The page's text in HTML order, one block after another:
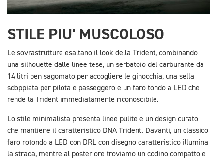
STILE PIU' MUSCOLOSO
Le sovrastrutture esaltano il look della Trident, combinando
una silhouette dalle linee tese, un serbatoio del carburante da
14 litri ben sagomato per accogliere le ginocchia, una sella
sdoppiata per pilota e passeggero e un faro tondo a LED che
rende la Trident immediatamente riconoscibile.
Lo stile minimalista presenta linee pulite e un design curato
che mantiene il caratteristico DNA Trident. Davanti, un classico
faro rotondo a LED con DRL con disegno caratteristico illumina
la strada, mentre al posteriore troviamo un codino compatto e